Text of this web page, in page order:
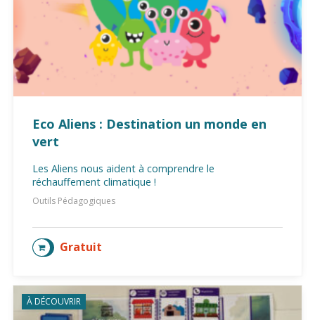
Eco Aliens : Destination un monde en
vert
Les Aliens nous aident à comprendre le
réchauffement climatique !
Outils Pédagogiques
Gratuit
AJOUTER AU PANIER
À DÉCOUVRIR